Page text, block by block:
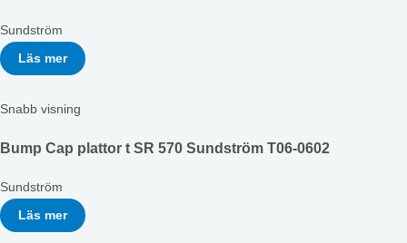
Sundström
Läs mer
Snabb visning
Bump Cap plattor t SR 570 Sundström T06-0602
Sundström
Läs mer